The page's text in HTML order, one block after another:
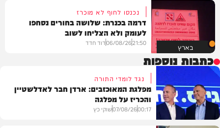
בארץ
נכנסו לחוף לא מוכרז
דרמה בכנרת: שלושה בחורים נסחפו
לעומק ולא הצליחו לשוב
21:50
06/08/26דוד חדד
כתבות נוספות
נגד לומדי התורה
מפלגת המאוכזבים: ארדן חבר לאדלשטיין
והכריז על מפלגה
00:17
07/08/26שוקי כץ